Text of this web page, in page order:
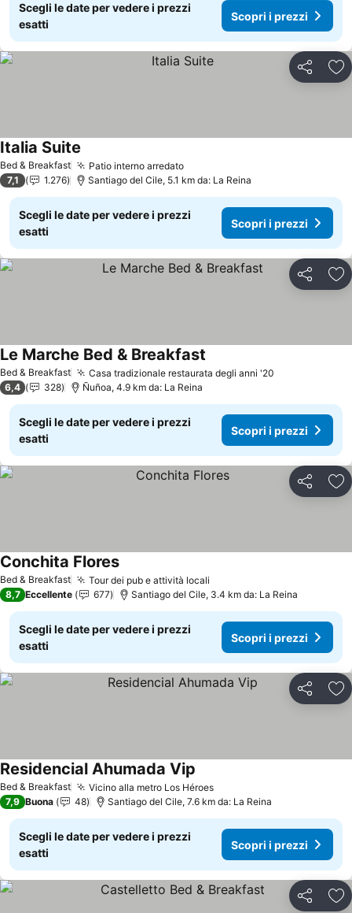
Scegli le date per vedere i prezzi
esatti
Scopri i prezzi
Condividi
Bed & Breakfast Patio interno arredato
Italia Suite
7,1 1.276 Santiago del Cile, 5.1 km da: La Reina
Scegli le date per vedere i prezzi
esatti
Scopri i prezzi
Condividi
Bed & Breakfast Casa tradizionale restaurata degli anni '20
Le Marche Bed & Breakfast
6,4 328 Ñuñoa, 4.9 km da: La Reina
Scegli le date per vedere i prezzi
esatti
Scopri i prezzi
Condividi
Bed & Breakfast Tour dei pub e attività locali
Conchita Flores
8,7 Eccellente 677 Santiago del Cile, 3.4 km da: La Reina
Scegli le date per vedere i prezzi
esatti
Scopri i prezzi
Condividi
Bed & Breakfast Vicino alla metro Los Héroes
Residencial Ahumada Vip
7,9 Buona 48 Santiago del Cile, 7.6 km da: La Reina
Scegli le date per vedere i prezzi
esatti
Scopri i prezzi
Condividi